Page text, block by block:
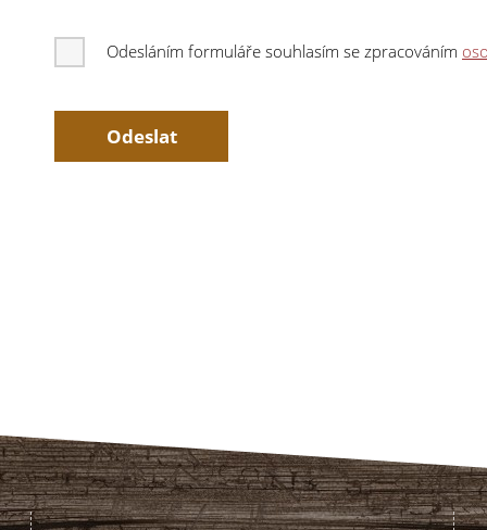
Odesláním formuláře souhlasím se zpracováním